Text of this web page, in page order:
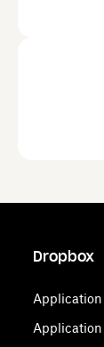
Dropbox